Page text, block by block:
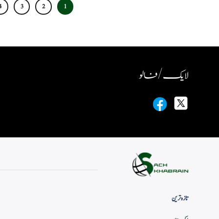
1
2
3
لایک / فالو
تازہ ترین